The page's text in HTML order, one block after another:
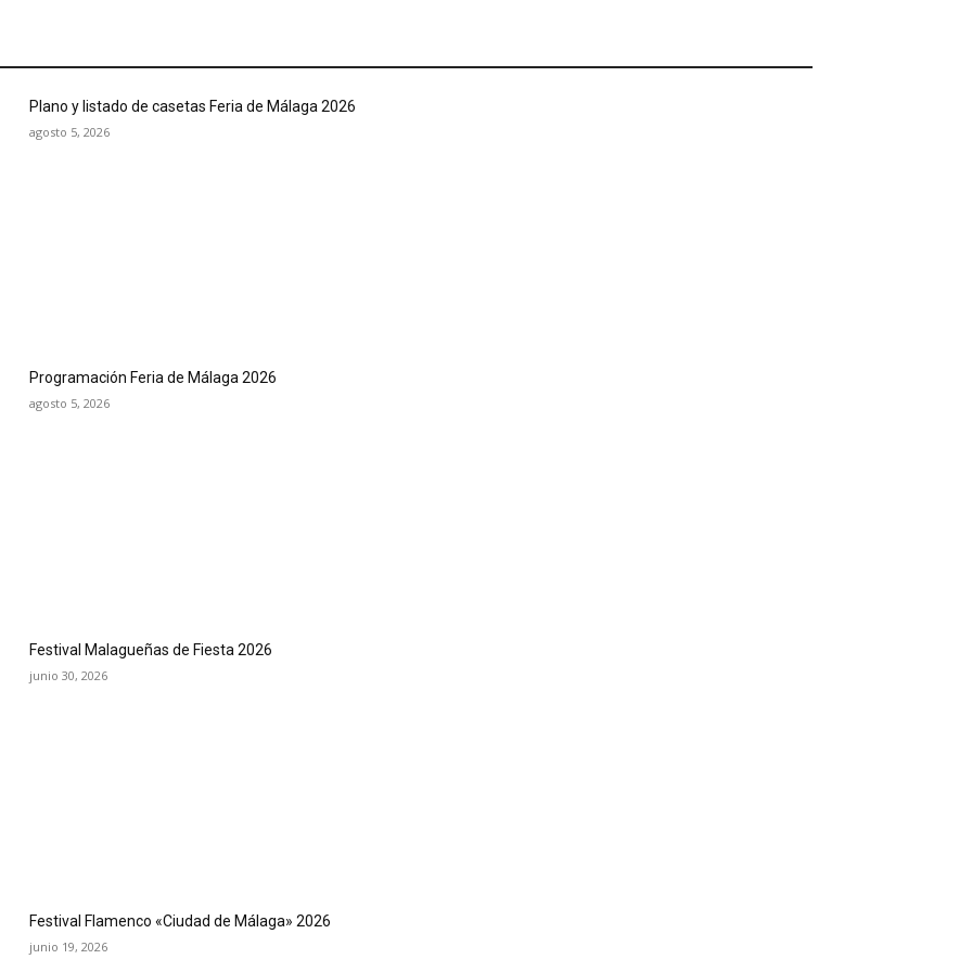
Plano y listado de casetas Feria de Málaga 2026
agosto 5, 2026
Programación Feria de Málaga 2026
agosto 5, 2026
Festival Malagueñas de Fiesta 2026
junio 30, 2026
Festival Flamenco «Ciudad de Málaga» 2026
junio 19, 2026